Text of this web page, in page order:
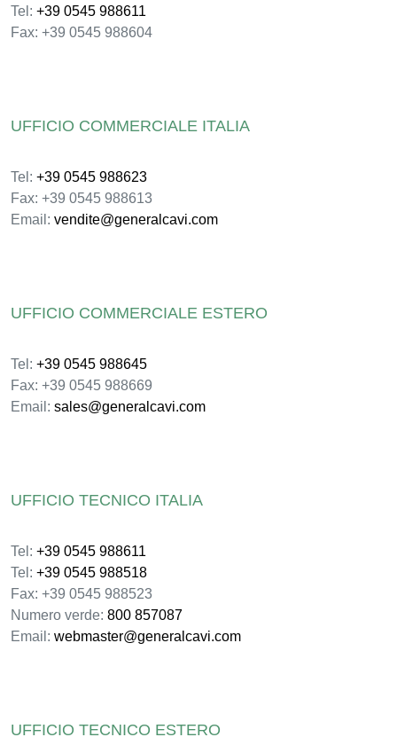
Tel: +39 0545 988611
Fax: +39 0545 988604
UFFICIO COMMERCIALE ITALIA
Tel: +39 0545 988623
Fax: +39 0545 988613
Email: vendite@generalcavi.com
UFFICIO COMMERCIALE ESTERO
Tel: +39 0545 988645
Fax: +39 0545 988669
Email: sales@generalcavi.com
UFFICIO TECNICO ITALIA
Tel: +39 0545 988611
Tel: +39 0545 988518
Fax: +39 0545 988523
Numero verde: 800 857087
Email: webmaster@generalcavi.com
UFFICIO TECNICO ESTERO